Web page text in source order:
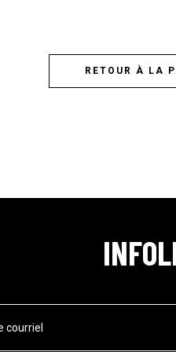
RETOUR À LA
courriel